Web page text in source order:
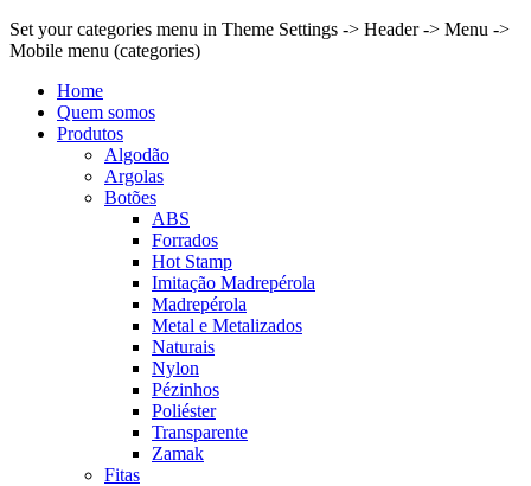
Set your categories menu in Theme Settings -> Header -> Menu ->
Mobile menu (categories)
Home
Quem somos
Produtos
Algodão
Argolas
Botões
ABS
Forrados
Hot Stamp
Imitação Madrepérola
Madrepérola
Metal e Metalizados
Naturais
Nylon
Pézinhos
Poliéster
Transparente
Zamak
Fitas